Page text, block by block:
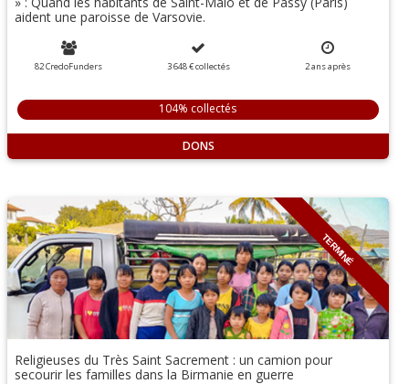
aident une paroisse de Varsovie.
82 CredoFunders 3 648 €collectés 2ansaprès
104% collectés
DONS
TERMINÉ
Religieuses du Très Saint Sacrement : un camion pour
secourir les familles dans la Birmanie en guerre